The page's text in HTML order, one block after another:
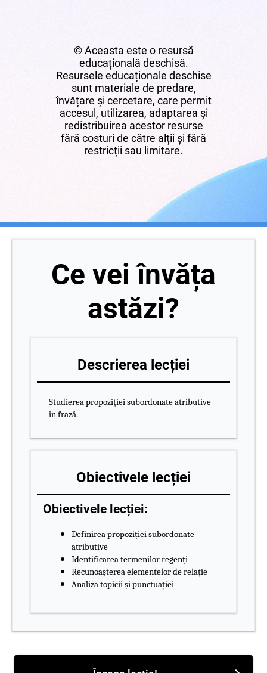
© Aceasta este o resursă
educațională deschisă.
Resursele educaționale deschise
sunt materiale de predare,
învățare și cercetare, care permit
accesul, utilizarea, adaptarea și
redistribuirea acestor resurse
fără costuri de către alții și fără
restricții sau limitare.
Ce vei învăța
astăzi?
Descrierea lecției
Studierea propoziției subordonate atributive
în frază.
Obiectivele lecției
Obiectivele lecției:
Definirea propoziției subordonate
atributive
Identificarea termenilor regenți
Recunoașterea elementelor de relație
Analiza topicii și punctuației